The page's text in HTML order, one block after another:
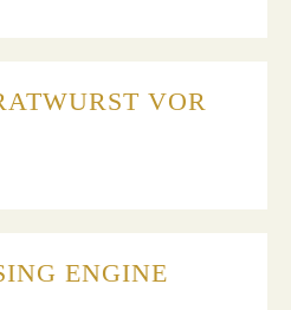
VOR
ENGINE